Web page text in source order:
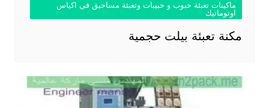
ماكينات تعبئة حبوب و حبيبات وتعبئة مساحيق في اكياس
اوتوماتيك
مكنة تعبئة بيلت حجمية